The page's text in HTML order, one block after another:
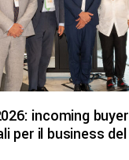
incoming
per il business